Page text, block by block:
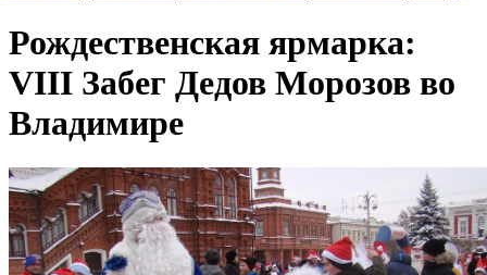
Рождественская ярмарка:
VIII Забег Дедов Морозов во
Владимире